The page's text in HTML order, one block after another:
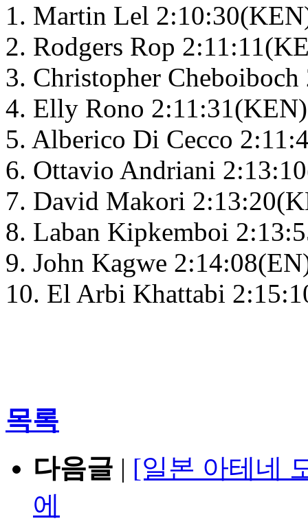
1. Martin Lel
2. Rodgers Rop
3. Christopher
4. Elly Rono 2:11:31(KEN)
5. Alberico Di Cecco
6. Ottavio Andriani
7. David Makori
8. Laban Kipkemboi
9. John Kagwe
10. El Arbi Khattabi
목록
다음글 | [일본 아테네
에